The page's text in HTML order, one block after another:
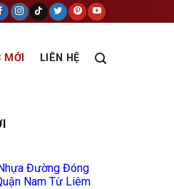
MỚI LIÊN HỆ
Đường Đóng
Nam Từ Liêm